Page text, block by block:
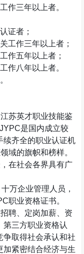
作三年以上者。
证者；
工作三年以上者；
作五年以上者；
作八年以上者。
苏英才职业技能鉴
JYPC是国内成立较
续齐全的职业认证机
域的旗帜和榜样。
在社会各界具有广
万企业管理人员，
职业资格证书。
聘、定岗加薪、资
第三方职业资格认
争取得社会承认和社
加紧密结合经济与生